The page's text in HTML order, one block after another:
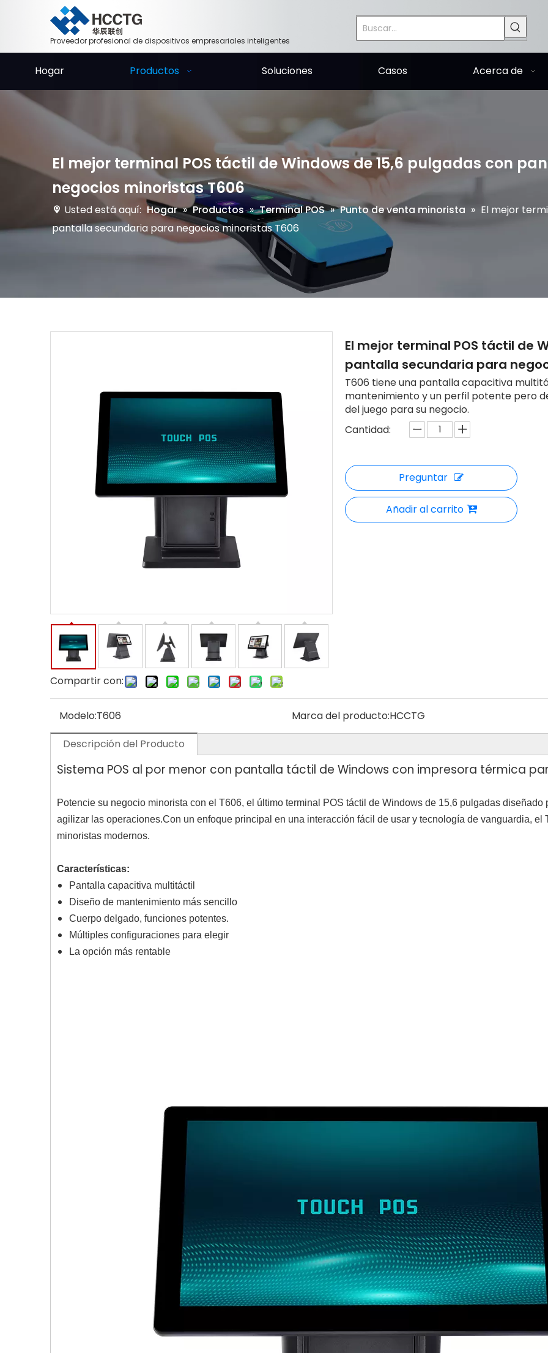
Proveedor profesional de dispositivos empresariales inteligentes
Hogar Productos Soluciones Casos Acerca de
El mejor terminal POS táctil de Windows de 15,6 pulgadas con
negocios minoristas T606
Usted está aquí: Hogar » Productos » Terminal POS » Punto de venta minorista » El mejor
pantalla secundaria para negocios minoristas T606
Compartir con:
El mejor terminal POS táctil de
pantalla secundaria para
T606 tiene una pantalla capacitiva
mantenimiento y un perfil potente pero
del juego para su negocio.
Cantidad:
Preguntar
Añadir al carrito
Modelo:T606 Marca del producto:HCCTG
Descripción del Producto
Sistema POS al por menor con pantalla táctil de Windows con impresora térmica
Potencie su negocio minorista con el T606, el último terminal POS táctil de Windows de 15,6 pulgadas
agilizar las operaciones.Con un enfoque principal en una interacción fácil de usar y tecnología de vanguardia,
minoristas modernos.
Características:
Pantalla capacitiva multitáctil
Diseño de mantenimiento más sencillo
Cuerpo delgado, funciones potentes.
Múltiples configuraciones para elegir
La opción más rentable